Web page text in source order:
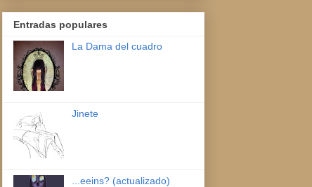
Entradas populares
La Dama del cuadro
Jinete
...eeins? (actualizado)